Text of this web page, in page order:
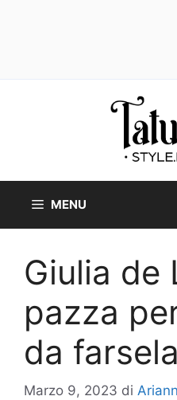
MENU
Giulia de
pazza
da
Marzo 9, 2023 di